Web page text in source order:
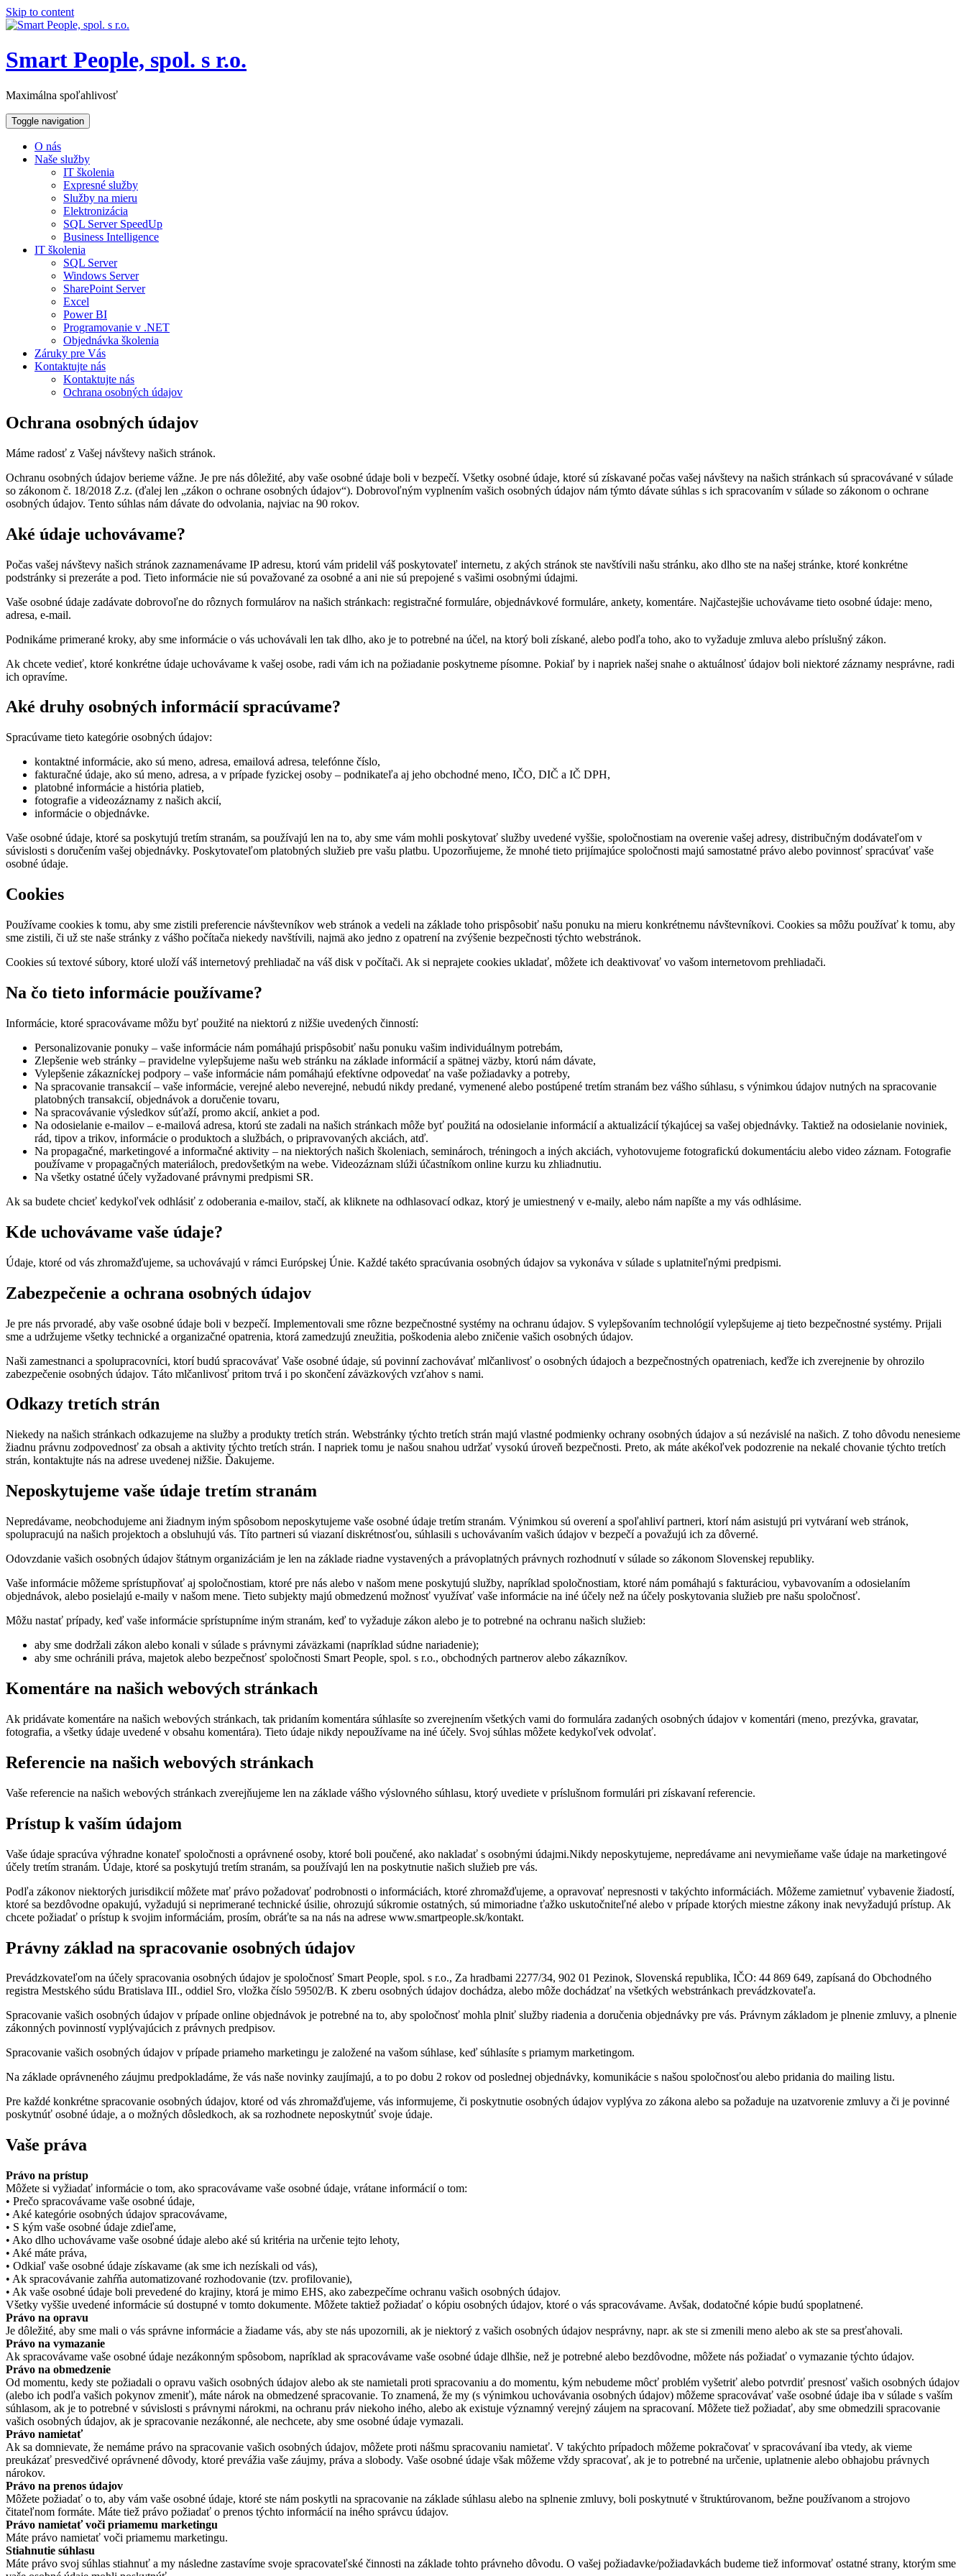
Skip to content
Smart People, spol. s r.o.
Maximálna spoľahlivosť
Toggle navigation
O nás
Naše služby
IT školenia
Expresné služby
Služby na mieru
Elektronizácia
SQL Server SpeedUp
Business Intelligence
IT školenia
SQL Server
Windows Server
SharePoint Server
Excel
Power BI
Programovanie v .NET
Objednávka školenia
Záruky pre Vás
Kontaktujte nás
Kontaktujte nás
Ochrana osobných údajov
Ochrana osobných údajov
Máme radosť z Vašej návštevy našich stránok.
Ochranu osobných údajov berieme vážne. Je pre nás dôležité, aby vaše osobné údaje boli v bezpečí. Všetky osobné údaje, ktoré sú získavané počas vašej návštevy na našich stránkach sú spracovávané v súlade
so zákonom č. 18/2018 Z.z. (ďalej len „zákon o ochrane osobných údajov“). Dobrovoľným vyplnením vašich osobných údajov nám týmto dávate súhlas s ich spracovaním v súlade so zákonom o ochrane
osobných údajov. Tento súhlas nám dávate do odvolania, najviac na 90 rokov.
Aké údaje uchovávame?
Počas vašej návštevy našich stránok zaznamenávame IP adresu, ktorú vám pridelil váš poskytovateľ internetu, z akých stránok ste navštívili našu stránku, ako dlho ste na našej stránke, ktoré konkrétne
podstránky si prezeráte a pod. Tieto informácie nie sú považované za osobné a ani nie sú prepojené s vašimi osobnými údajmi.
Vaše osobné údaje zadávate dobrovoľne do rôznych formulárov na našich stránkach: registračné formuláre, objednávkové formuláre, ankety, komentáre. Najčastejšie uchovávame tieto osobné údaje: meno,
adresa, e-mail.
Podnikáme primerané kroky, aby sme informácie o vás uchovávali len tak dlho, ako je to potrebné na účel, na ktorý boli získané, alebo podľa toho, ako to vyžaduje zmluva alebo príslušný zákon.
Ak chcete vedieť, ktoré konkrétne údaje uchovávame k vašej osobe, radi vám ich na požiadanie poskytneme písomne. Pokiaľ by i napriek našej snahe o aktuálnosť údajov boli niektoré záznamy nesprávne, radi
ich opravíme.
Aké druhy osobných informácií spracúvame?
Spracúvame tieto kategórie osobných údajov:
kontaktné informácie, ako sú meno, adresa, emailová adresa, telefónne číslo,
fakturačné údaje, ako sú meno, adresa, a v prípade fyzickej osoby – podnikateľa aj jeho obchodné meno, IČO, DIČ a IČ DPH,
platobné informácie a história platieb,
fotografie a videozáznamy z našich akcií,
informácie o objednávke.
Vaše osobné údaje, ktoré sa poskytujú tretím stranám, sa používajú len na to, aby sme vám mohli poskytovať služby uvedené vyššie, spoločnostiam na overenie vašej adresy, distribučným dodávateľom v
súvislosti s doručením vašej objednávky. Poskytovateľom platobných služieb pre vašu platbu. Upozorňujeme, že mnohé tieto prijímajúce spoločnosti majú samostatné právo alebo povinnosť spracúvať vaše
osobné údaje.
Cookies
Používame cookies k tomu, aby sme zistili preferencie návštevníkov web stránok a vedeli na základe toho prispôsobiť našu ponuku na mieru konkrétnemu návštevníkovi. Cookies sa môžu používať k tomu, aby
sme zistili, či už ste naše stránky z vášho počítača niekedy navštívili, najmä ako jedno z opatrení na zvýšenie bezpečnosti týchto webstránok.
Cookies sú textové súbory, ktoré uloží váš internetový prehliadač na váš disk v počítači. Ak si neprajete cookies ukladať, môžete ich deaktivovať vo vašom internetovom prehliadači.
Na čo tieto informácie používame?
Informácie, ktoré spracovávame môžu byť použité na niektorú z nižšie uvedených činností:
Personalizovanie ponuky – vaše informácie nám pomáhajú prispôsobiť našu ponuku vašim individuálnym potrebám,
Zlepšenie web stránky – pravidelne vylepšujeme našu web stránku na základe informácií a spätnej väzby, ktorú nám dávate,
Vylepšenie zákazníckej podpory – vaše informácie nám pomáhajú efektívne odpovedať na vaše požiadavky a potreby,
Na spracovanie transakcií – vaše informácie, verejné alebo neverejné, nebudú nikdy predané, vymenené alebo postúpené tretím stranám bez vášho súhlasu, s výnimkou údajov nutných na spracovanie
platobných transakcií, objednávok a doručenie tovaru,
Na spracovávanie výsledkov súťaží, promo akcií, ankiet a pod.
Na odosielanie e-mailov – e-mailová adresa, ktorú ste zadali na našich stránkach môže byť použitá na odosielanie informácií a aktualizácií týkajúcej sa vašej objednávky. Taktiež na odosielanie noviniek,
rád, tipov a trikov, informácie o produktoch a službách, o pripravovaných akciách, atď.
Na propagačné, marketingové a informačné aktivity – na niektorých našich školeniach, seminároch, tréningoch a iných akciách, vyhotovujeme fotografickú dokumentáciu alebo video záznam. Fotografie
používame v propagačných materiáloch, predovšetkým na webe. Videozáznam slúži účastníkom online kurzu ku zhliadnutiu.
Na všetky ostatné účely vyžadované právnymi predpismi SR.
Ak sa budete chcieť kedykoľvek odhlásiť z odoberania e-mailov, stačí, ak kliknete na odhlasovací odkaz, ktorý je umiestnený v e-maily, alebo nám napíšte a my vás odhlásime.
Kde uchovávame vaše údaje?
Údaje, ktoré od vás zhromažďujeme, sa uchovávajú v rámci Európskej Únie. Každé takéto spracúvania osobných údajov sa vykonáva v súlade s uplatniteľnými predpismi.
Zabezpečenie a ochrana osobných údajov
Je pre nás prvoradé, aby vaše osobné údaje boli v bezpečí. Implementovali sme rôzne bezpečnostné systémy na ochranu údajov. S vylepšovaním technológií vylepšujeme aj tieto bezpečnostné systémy. Prijali
sme a udržujeme všetky technické a organizačné opatrenia, ktorá zamedzujú zneužitia, poškodenia alebo zničenie vašich osobných údajov.
Naši zamestnanci a spolupracovníci, ktorí budú spracovávať Vaše osobné údaje, sú povinní zachovávať mlčanlivosť o osobných údajoch a bezpečnostných opatreniach, keďže ich zverejnenie by ohrozilo
zabezpečenie osobných údajov. Táto mlčanlivosť pritom trvá i po skončení záväzkových vzťahov s nami.
Odkazy tretích strán
Niekedy na našich stránkach odkazujeme na služby a produkty tretích strán. Webstránky týchto tretích strán majú vlastné podmienky ochrany osobných údajov a sú nezávislé na našich. Z toho dôvodu nenesieme
žiadnu právnu zodpovednosť za obsah a aktivity týchto tretích strán. I napriek tomu je našou snahou udržať vysokú úroveň bezpečnosti. Preto, ak máte akékoľvek podozrenie na nekalé chovanie týchto tretích
strán, kontaktujte nás na adrese uvedenej nižšie. Ďakujeme.
Neposkytujeme vaše údaje tretím stranám
Nepredávame, neobchodujeme ani žiadnym iným spôsobom neposkytujeme vaše osobné údaje tretím stranám. Výnimkou sú overení a spoľahliví partneri, ktorí nám asistujú pri vytváraní web stránok,
spolupracujú na našich projektoch a obsluhujú vás. Títo partneri sú viazaní diskrétnosťou, súhlasili s uchovávaním vašich údajov v bezpečí a považujú ich za dôverné.
Odovzdanie vašich osobných údajov štátnym organizáciám je len na základe riadne vystavených a právoplatných právnych rozhodnutí v súlade so zákonom Slovenskej republiky.
Vaše informácie môžeme sprístupňovať aj spoločnostiam, ktoré pre nás alebo v našom mene poskytujú služby, napríklad spoločnostiam, ktoré nám pomáhajú s fakturáciou, vybavovaním a odosielaním
objednávok, alebo posielajú e-maily v našom mene. Tieto subjekty majú obmedzenú možnosť využívať vaše informácie na iné účely než na účely poskytovania služieb pre našu spoločnosť.
Môžu nastať prípady, keď vaše informácie sprístupníme iným stranám, keď to vyžaduje zákon alebo je to potrebné na ochranu našich služieb:
aby sme dodržali zákon alebo konali v súlade s právnymi záväzkami (napríklad súdne nariadenie);
aby sme ochránili práva, majetok alebo bezpečnosť spoločnosti Smart People, spol. s r.o., obchodných partnerov alebo zákazníkov.
Komentáre na našich webových stránkach
Ak pridávate komentáre na našich webových stránkach, tak pridaním komentára súhlasíte so zverejnením všetkých vami do formulára zadaných osobných údajov v komentári (meno, prezývka, gravatar,
fotografia, a všetky údaje uvedené v obsahu komentára). Tieto údaje nikdy nepoužívame na iné účely. Svoj súhlas môžete kedykoľvek odvolať.
Referencie na našich webových stránkach
Vaše referencie na našich webových stránkach zverejňujeme len na základe vášho výslovného súhlasu, ktorý uvediete v príslušnom formulári pri získavaní referencie.
Prístup k vaším údajom
Vaše údaje spracúva výhradne konateľ spoločnosti a oprávnené osoby, ktoré boli poučené, ako nakladať s osobnými údajmi.Nikdy neposkytujeme, nepredávame ani nevymieňame vaše údaje na marketingové
účely tretím stranám. Údaje, ktoré sa poskytujú tretím stranám, sa používajú len na poskytnutie našich služieb pre vás.
Podľa zákonov niektorých jurisdikcií môžete mať právo požadovať podrobnosti o informáciách, ktoré zhromažďujeme, a opravovať nepresnosti v takýchto informáciách. Môžeme zamietnuť vybavenie žiadostí,
ktoré sa bezdôvodne opakujú, vyžadujú si neprimerané technické úsilie, ohrozujú súkromie ostatných, sú mimoriadne ťažko uskutočniteľné alebo v prípade ktorých miestne zákony inak nevyžadujú prístup. Ak
chcete požiadať o prístup k svojim informáciám, prosím, obráťte sa na nás na adrese www.smartpeople.sk/kontakt.
Právny základ na spracovanie osobných údajov
Prevádzkovateľom na účely spracovania osobných údajov je spoločnosť Smart People, spol. s r.o., Za hradbami 2277/34, 902 01 Pezinok, Slovenská republika, IČO: 44 869 649, zapísaná do Obchodného
registra Mestského súdu Bratislava III., oddiel Sro, vložka číslo 59502/B. K zberu osobných údajov dochádza, alebo môže dochádzať na všetkých webstránkach prevádzkovateľa.
Spracovanie vašich osobných údajov v prípade online objednávok je potrebné na to, aby spoločnosť mohla plniť služby riadenia a doručenia objednávky pre vás. Právnym základom je plnenie zmluvy, a plnenie
zákonných povinností vyplývajúcich z právnych predpisov.
Spracovanie vašich osobných údajov v prípade priameho marketingu je založené na vašom súhlase, keď súhlasíte s priamym marketingom.
Na základe oprávneného záujmu predpokladáme, že vás naše novinky zaujímajú, a to po dobu 2 rokov od poslednej objednávky, komunikácie s našou spoločnosťou alebo pridania do mailing listu.
Pre každé konkrétne spracovanie osobných údajov, ktoré od vás zhromažďujeme, vás informujeme, či poskytnutie osobných údajov vyplýva zo zákona alebo sa požaduje na uzatvorenie zmluvy a či je povinné
poskytnúť osobné údaje, a o možných dôsledkoch, ak sa rozhodnete neposkytnúť svoje údaje.
Vaše práva
Právo na prístup
Môžete si vyžiadať informácie o tom, ako spracovávame vaše osobné údaje, vrátane informácií o tom:
• Prečo spracovávame vaše osobné údaje,
• Aké kategórie osobných údajov spracovávame,
• S kým vaše osobné údaje zdieľame,
• Ako dlho uchovávame vaše osobné údaje alebo aké sú kritéria na určenie tejto lehoty,
• Aké máte práva,
• Odkiaľ vaše osobné údaje získavame (ak sme ich nezískali od vás),
• Ak spracovávanie zahŕňa automatizované rozhodovanie (tzv. profilovanie),
• Ak vaše osobné údaje boli prevedené do krajiny, ktorá je mimo EHS, ako zabezpečíme ochranu vašich osobných údajov.
Všetky vyššie uvedené informácie sú dostupné v tomto dokumente. Môžete taktiež požiadať o kópiu osobných údajov, ktoré o vás spracovávame. Avšak, dodatočné kópie budú spoplatnené.
Právo na opravu
Je dôležité, aby sme mali o vás správne informácie a žiadame vás, aby ste nás upozornili, ak je niektorý z vašich osobných údajov nesprávny, napr. ak ste si zmenili meno alebo ak ste sa presťahovali.
Právo na vymazanie
Ak spracovávame vaše osobné údaje nezákonným spôsobom, napríklad ak spracovávame vaše osobné údaje dlhšie, než je potrebné alebo bezdôvodne, môžete nás požiadať o vymazanie týchto údajov.
Právo na obmedzenie
Od momentu, kedy ste požiadali o opravu vašich osobných údajov alebo ak ste namietali proti spracovaniu a do momentu, kým nebudeme môcť problém vyšetriť alebo potvrdiť presnosť vašich osobných údajov
(alebo ich podľa vašich pokynov zmeniť), máte nárok na obmedzené spracovanie. To znamená, že my (s výnimkou uchovávania osobných údajov) môžeme spracovávať vaše osobné údaje iba v súlade s vaším
súhlasom, ak je to potrebné v súvislosti s právnymi nárokmi, na ochranu práv niekoho iného, alebo ak existuje významný verejný záujem na spracovaní. Môžete tiež požiadať, aby sme obmedzili spracovanie
vašich osobných údajov, ak je spracovanie nezákonné, ale nechcete, aby sme osobné údaje vymazali.
Právo namietať
Ak sa domnievate, že nemáme právo na spracovanie vašich osobných údajov, môžete proti nášmu spracovaniu namietať. V takýchto prípadoch môžeme pokračovať v spracovávaní iba vtedy, ak vieme
preukázať presvedčivé oprávnené dôvody, ktoré prevážia vaše záujmy, práva a slobody. Vaše osobné údaje však môžeme vždy spracovať, ak je to potrebné na určenie, uplatnenie alebo obhajobu právnych
nárokov.
Právo na prenos údajov
Môžete požiadať o to, aby vám vaše osobné údaje, ktoré ste nám poskytli na spracovanie na základe súhlasu alebo na splnenie zmluvy, boli poskytnuté v štruktúrovanom, bežne používanom a strojovo
čitateľnom formáte. Máte tiež právo požiadať o prenos týchto informácií na iného správcu údajov.
Právo namietať voči priamemu marketingu
Máte právo namietať voči priamemu marketingu.
Stiahnutie súhlasu
Máte právo svoj súhlas stiahnuť a my následne zastavíme svoje spracovateľské činnosti na základe tohto právneho dôvodu. O vašej požiadavke/požiadavkách budeme tiež informovať ostatné strany, ktorým sme